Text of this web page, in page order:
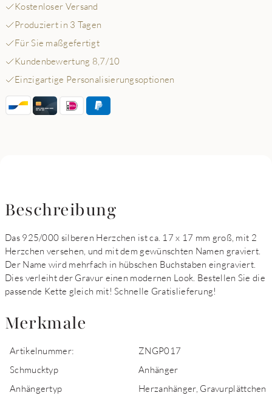
Kostenloser Versand
Produziert in 3 Tagen
Für Sie maßgefertigt
Kundenbewertung 8,7/10
Einzigartige Personalisierungsoptionen
Beschreibung
Das 925/000 silberen Herzchen ist ca. 17 x 17 mm groß, mit 2
Herzchen versehen, und mit dem gewünschten Namen graviert.
Der Name wird mehrfach in hübschen Buchstaben eingraviert.
Dies verleiht der Gravur einen modernen Look. Bestellen Sie die
passende Kette gleich mit! Schnelle Gratislieferung!
Merkmale
Artikelnummer:
ZNGP017
Schmucktyp
Anhänger
Anhängertyp
Herzanhänger, Gravurplättchen